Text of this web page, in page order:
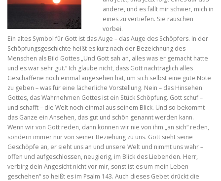
andere, und es fällt mir schwer, mich in
eines zu vertiefen. Sie rauschen
vorbei.
Ein altes Symbol für Gott ist das Auge – das Auge des Schöpfers. In der
Schöpfungsgeschichte heißt es kurz nach der Bezeichnung des
Menschen als Bild Gottes „Und Gott sah an, alles was er gemacht hatte
und es war sehr gut.“ Ich glaube nicht, dass Gott nachträglich alles
Geschaffene noch einmal angesehen hat, um sich selbst eine gute Note
zu geben – was für eine lächerliche Vorstellung. Nein – das Hinsehen
Gottes, das Wahrnehmen Gottes ist ein Stück Schöpfung. Gott schuf –
und schafft – die Welt noch einmal aus seinem Blick. Und so bekommt
das Ganze ein Ansehen, das gut und schön genannt werden kann.
Wenn wir von Gott reden, dann können wir nie von ihm „an sich“ reden,
sondern immer nur von seiner Beziehung zu uns. Gott sieht seine
Geschöpfe an, er sieht uns an und unsere Welt und nimmt uns wahr –
offen und aufgeschlossen, neugierig, im Blick des Liebenden. Herr,
verbirg dein Angesicht nicht vor mir, sonst ist es um mein Leben
geschehen“ so heißt es im Psalm 143. Auch dieses Gebet drückt die